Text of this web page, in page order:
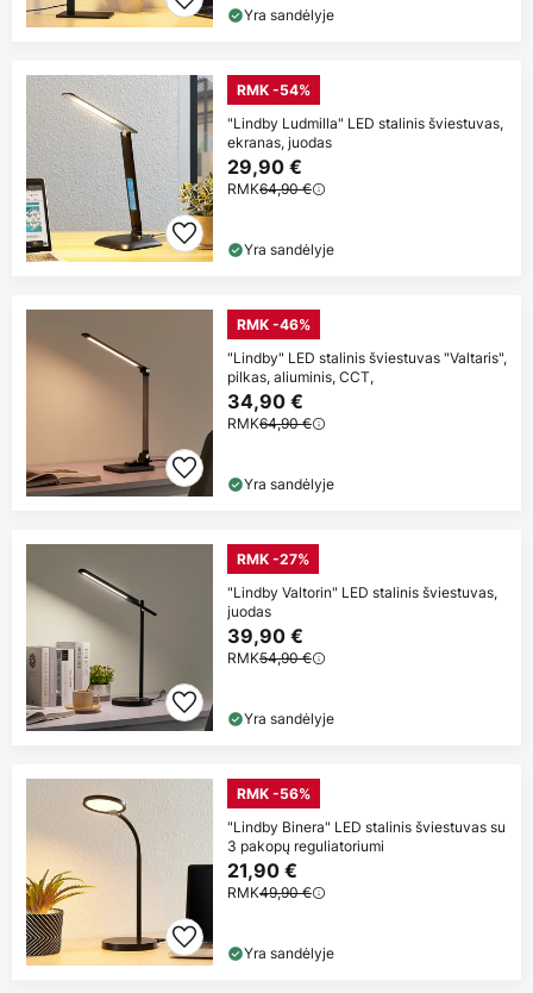
Yra sandėlyje
RMK -54%
"Lindby Ludmilla" LED stalinis šviestuvas,
ekranas, juodas
29,90 €
RMK64,90 €
Yra sandėlyje
RMK -46%
"Lindby" LED stalinis šviestuvas "Valtaris",
pilkas, aliuminis, CCT,
34,90 €
RMK64,90 €
Yra sandėlyje
RMK -27%
"Lindby Valtorin" LED stalinis šviestuvas,
juodas
39,90 €
RMK54,90 €
Yra sandėlyje
RMK -56%
"Lindby Binera" LED stalinis šviestuvas su
3 pakopų reguliatoriumi
21,90 €
RMK49,90 €
Yra sandėlyje